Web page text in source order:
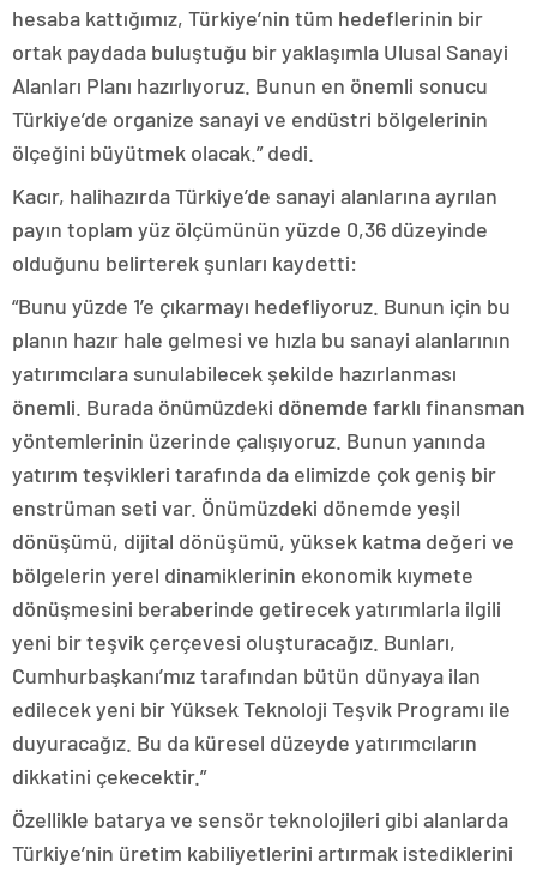
hesaba kattığımız, Türkiye’nin tüm hedeflerinin bir
ortak paydada buluştuğu bir yaklaşımla Ulusal Sanayi
Alanları Planı hazırlıyoruz. Bunun en önemli sonucu
Türkiye’de organize sanayi ve endüstri bölgelerinin
ölçeğini büyütmek olacak.” dedi.
Kacır, halihazırda Türkiye’de sanayi alanlarına ayrılan
payın toplam yüz ölçümünün yüzde 0,36 düzeyinde
olduğunu belirterek şunları kaydetti:
“Bunu yüzde 1’e çıkarmayı hedefliyoruz. Bunun için bu
planın hazır hale gelmesi ve hızla bu sanayi alanlarının
yatırımcılara sunulabilecek şekilde hazırlanması
önemli. Burada önümüzdeki dönemde farklı finansman
yöntemlerinin üzerinde çalışıyoruz. Bunun yanında
yatırım teşvikleri tarafında da elimizde çok geniş bir
enstrüman seti var. Önümüzdeki dönemde yeşil
dönüşümü, dijital dönüşümü, yüksek katma değeri ve
bölgelerin yerel dinamiklerinin ekonomik kıymete
dönüşmesini beraberinde getirecek yatırımlarla ilgili
yeni bir teşvik çerçevesi oluşturacağız. Bunları,
Cumhurbaşkanı’mız tarafından bütün dünyaya ilan
edilecek yeni bir Yüksek Teknoloji Teşvik Programı ile
duyuracağız. Bu da küresel düzeyde yatırımcıların
dikkatini çekecektir.”
Özellikle batarya ve sensör teknolojileri gibi alanlarda
Türkiye’nin üretim kabiliyetlerini artırmak istediklerini